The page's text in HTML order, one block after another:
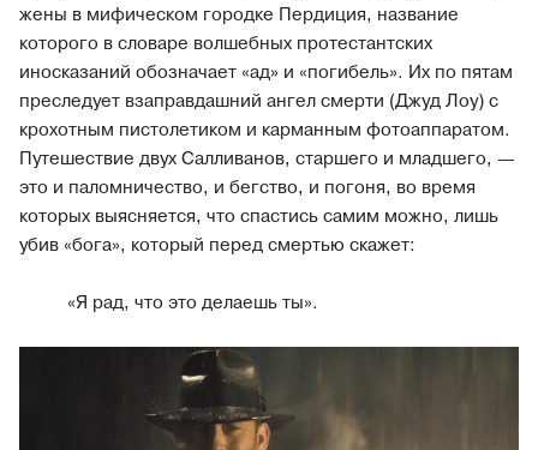
жены в мифическом городке Пердиция, название
которого в словаре волшебных протестантских
иносказаний обозначает «ад» и «погибель». Их по пятам
преследует взаправдашний ангел смерти (Джуд Лоу) с
крохотным пистолетиком и карманным фотоаппаратом.
Путешествие двух Салливанов, старшего и младшего, —
это и паломничество, и бегство, и погоня, во время
которых выясняется, что спастись самим можно, лишь
убив «бога», который перед смертью скажет:
«Я рад, что это делаешь ты».